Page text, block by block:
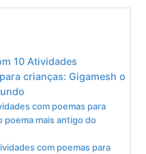
10 Atividades
crianças: Gigamesh o
com poemas para
poema mais antigo do
com poemas para